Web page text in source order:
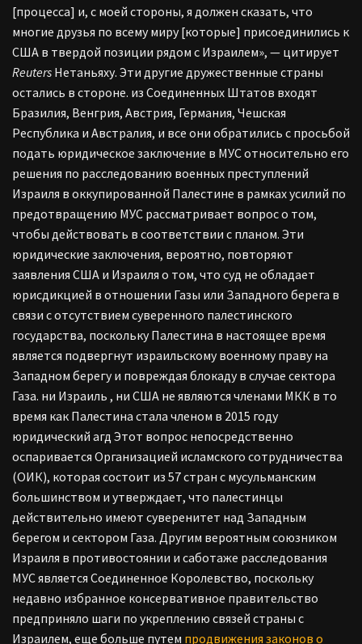
[процесса] и, с моей стороны, я должен сказать, что
многие друзья по всему миру [которые] присоединились к
США в твердой позиции рядом с Израилем», — цитирует
Reuters Нетаньяху. Эти другие дружественные страны
остались в стороне. из Соединенных Штатов входят
Бразилия, Венгрия, Австрия, Германия, Чешская
Республика и Австралия, и все они обратились с просьбой
подать юридическое заключение в МУС относительно его
решения по расследованию военных преступлений
Израиля в оккупированной Палестине в рамках усилий по
предотвращению МУС рассматривает вопрос о том,
чтобы действовать в соответствии с планом. Эти
юридические заключения, вероятно, повторяют
заявления США и Израиля о том, что суд не обладает
юрисдикцией в отношении Газы или Западного берега в
связи с отсутствием суверенного палестинского
государства, поскольку Палестина в настоящее время
является подвергнут израильскому военному праву на
Западном берегу и повреждая блокаду в случае сектора
Газа. ни Израиль , ни США не являются членами МКК в то
время как Палестина стала членом в 2015 году
юридический агд Этот вопрос непосредственно
оспаривается Организацией исламского сотрудничества
(ОИК), которая состоит из 57 стран с мусульманским
большинством и утверждает, что палестинцы
действительно имеют суверенитет над Западным
берегом и сектором Газа. Другим вероятным союзником
Израиля в противостоянии и саботаже расследования
МУС является Соединенное Королевство, поскольку
недавно избранное консервативное правительство
предприняло шаги по укреплению связей страны с
Израилем, еще больше путем продвижения законов о